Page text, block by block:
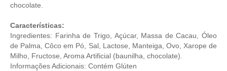
chocolate.
Características:
Ingredientes: Farinha de Trigo, Açúcar, Massa de Cacau, Óleo
de Palma, Côco em Pó, Sal, Lactose, Manteiga, Ovo, Xarope de
Milho, Fructose, Aroma Artificial (baunilha, chocolate).
Informações Adicionais: Contém Glúten